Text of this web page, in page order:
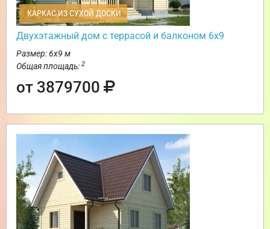
КАРКАС ИЗ СУХОЙ ДОСКИ
Двухэтажный дом с террасой и балконом 6х9
Размер: 6х9 м
Общая площадь: 2
от 3879700